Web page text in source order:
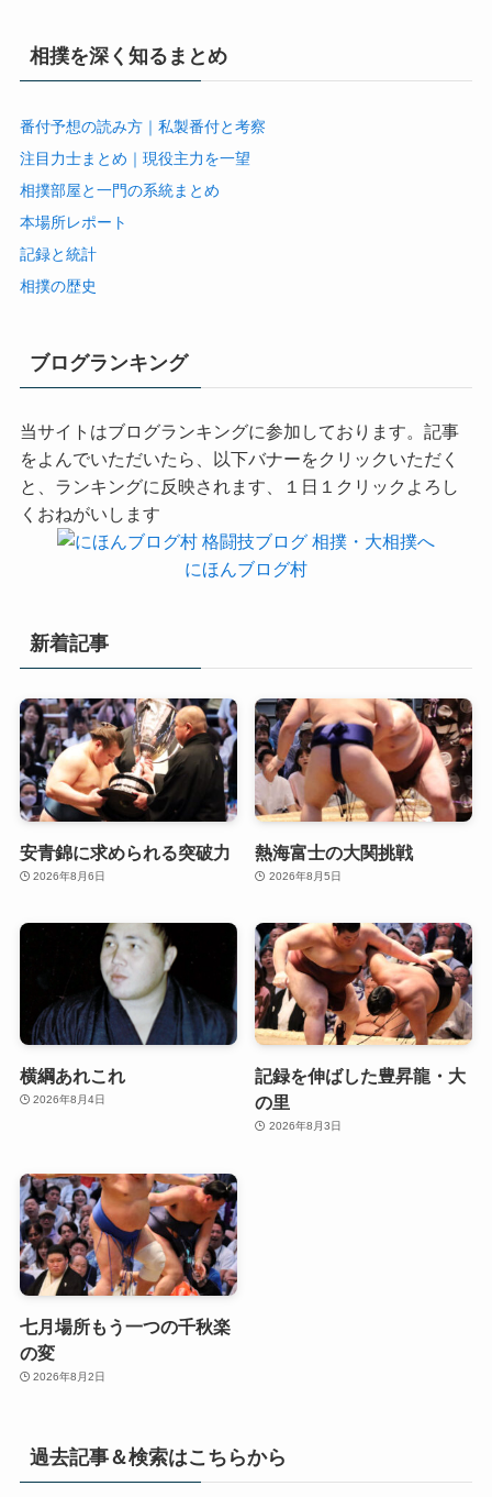
相撲を深く知るまとめ
番付予想の読み方｜私製番付と考察
注目力士まとめ｜現役主力を一望
相撲部屋と一門の系統まとめ
本場所レポート
記録と統計
相撲の歴史
ブログランキング
当サイトはブログランキングに参加しております。記事
をよんでいただいたら、以下バナーをクリックいただく
と、ランキングに反映されます、１日１クリックよろし
くおねがいします
にほんブログ村
新着記事
安青錦に求められる突破力
2026年8月6日
熱海富士の大関挑戦
2026年8月5日
横綱あれこれ
2026年8月4日
記録を伸ばした豊昇龍・大
の里
2026年8月3日
七月場所もう一つの千秋楽
の変
2026年8月2日
過去記事＆検索はこちらから